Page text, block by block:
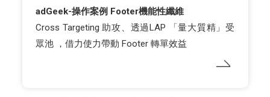
adGeek-操作案例 Footer機能性纖維
Cross Targeting 助攻、透過LAP 「量大質精」受
眾池 ，借力使力帶動 Footer 轉單效益